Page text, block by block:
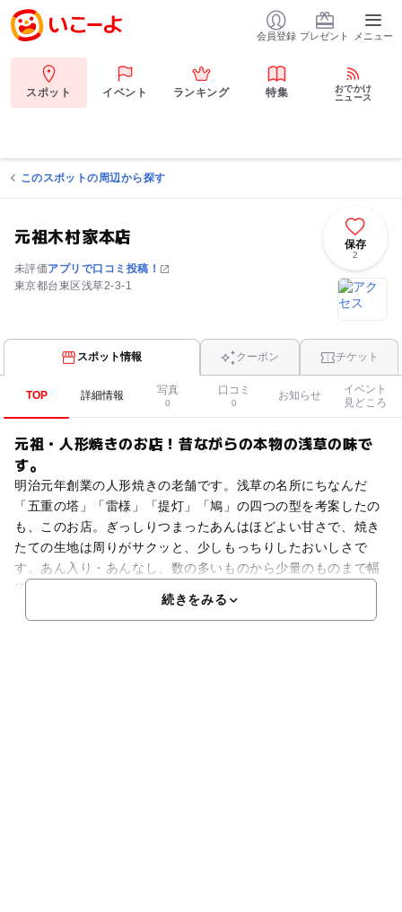
会員登録 プレゼント メニュー
スポット イベント ランキング 特集
おでかけ
ニュース
このスポットの周辺から探す
元祖木村家本店
未評価アプリで口コミ投稿！
東京都台東区浅草2-3-1
保存
2
スポット情報 クーポン チケット
TOP 詳細情報 写真
0
口コミ
0
お知らせ
イベント
見どころ
元祖・人形焼きのお店！昔ながらの本物の浅草の味で
す。
明治元年創業の人形焼きの老舗です。浅草の名所にちなんだ
「五重の塔」「雷様」「提灯」「鳩」の四つの型を考案したの
も、このお店。ぎっしりつまったあんはほどよい甘さで、焼き
たての生地は周りがサクッと、少しもっちりしたおいしさで
す。あん入り・あんなし、数の多いものから少量のものまで幅
広く
続きをみる